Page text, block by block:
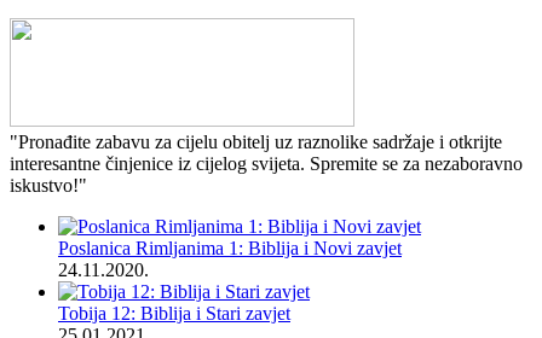
"Pronađite zabavu za cijelu obitelj uz raznolike sadržaje i otkrijte
interesantne činjenice iz cijelog svijeta. Spremite se za nezaboravno
iskustvo!"
Poslanica Rimljanima 1: Biblija i Novi zavjet
24.11.2020.
Tobija 12: Biblija i Stari zavjet